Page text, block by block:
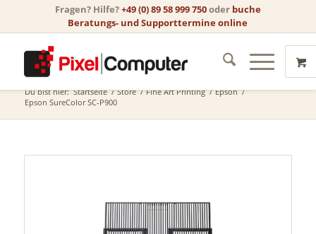
Fragen? Hilfe?+49 (0) 89 58 999 750oder buche
Beratungs- und Supporttermine online
Store
Du bist hier: Startseite / Store / Fine Art Printing / Epson /
Epson SureColor SC-P900